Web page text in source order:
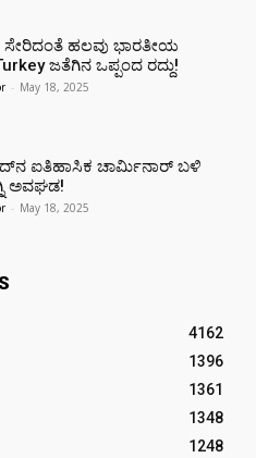
ಸೇರಿದಂತೆ ಹಲವು ಭಾರತೀಯ
ಜತೆಗಿನ ಒಪ್ಪಂದ ರದ್ದು!
- May 18, 2025
ಐತಿಹಾಸಿಕ ಚಾರ್ಮಿನಾರ್ ಬಳಿ
ಅವಘಡ!
- May 18, 2025
4162
1396
1361
1348
1248